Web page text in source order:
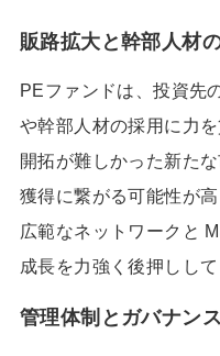
販路拡大と幹部人材
PEファンドは、投資先
や幹部人材の採用に力
開拓が難しかった新た
獲得に繋がる可能性が
広範なネットワークと
成長を力強く後押しして
管理体制とガバナン